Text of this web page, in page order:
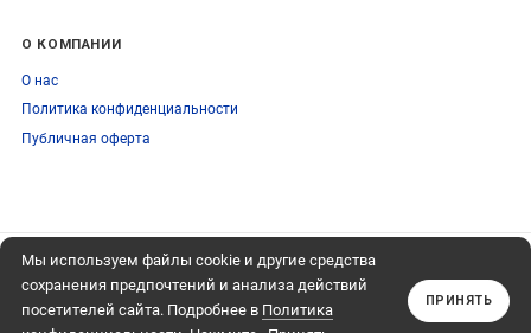
Мы используем файлы cookie и другие средства
сохранения предпочтений и анализа действий
посетителей сайта. Подробнее в Политика
ПРИНЯТЬ
О КОМПАНИИ
О нас
Политика конфиденциальности
Публичная оферта
ПОДПИСЫВАЙТЕСЬ
НА НАШУ РАССЫЛКУ
Подписаться
+74959759095
Обратный звонок